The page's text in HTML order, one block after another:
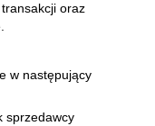
oraz
w następujący
sprzedawcy